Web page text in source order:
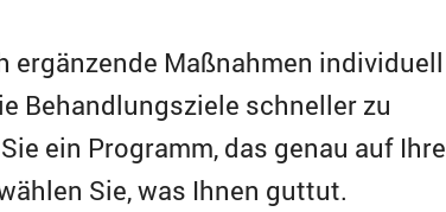
Maßnahmen individuell
Behandlungsziele schneller zu
ein Programm, das genau auf Ihre
Sie, was Ihnen guttut.